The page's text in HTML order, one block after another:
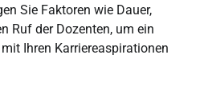
Sie Faktoren wie Dauer,
Ruf der Dozenten, um ein
Ihren Karriereaspirationen